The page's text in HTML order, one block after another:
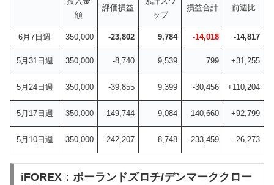
額
評価損益
ップ
損益合計 前週比
6月7日週 350,000 -23,802 9,784 -14,018 -14,817
5月31日週 350,000 -8,740 9,539 799 +31,255
5月24日週 350,000 -39,855 9,399 -30,456 +110,204
5月17日週 350,000 -149,744 9,084 -140,660 +92,799
5月10日週 350,000 -242,207 8,748 -233,459 -26,273
iFOREX：ポーランドズロチ/デンマーククロー